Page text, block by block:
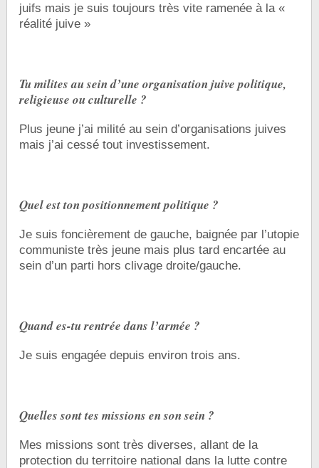
juifs mais je suis toujours très vite ramenée à la «
réalité juive »
Tu milites au sein d’une organisation juive politique,
religieuse ou culturelle ?
Plus jeune j’ai milité au sein d’organisations juives
mais j’ai cessé tout investissement.
Quel est ton positionnement politique ?
Je suis foncièrement de gauche, baignée par l’utopie
communiste très jeune mais plus tard encartée au
sein d’un parti hors clivage droite/gauche.
Quand es-tu rentrée dans l’armée ?
Je suis engagée depuis environ trois ans.
Quelles sont tes missions en son sein ?
Mes missions sont très diverses, allant de la
protection du territoire national dans la lutte contre